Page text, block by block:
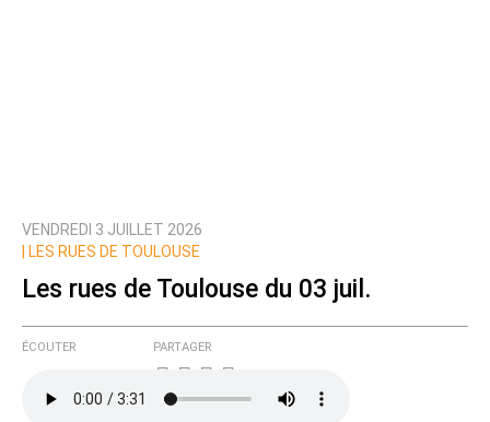
VENDREDI 3 JUILLET 2026
LES RUES DE TOULOUSE
Les rues de Toulouse du 03 juil.
ÉCOUTER PARTAGER